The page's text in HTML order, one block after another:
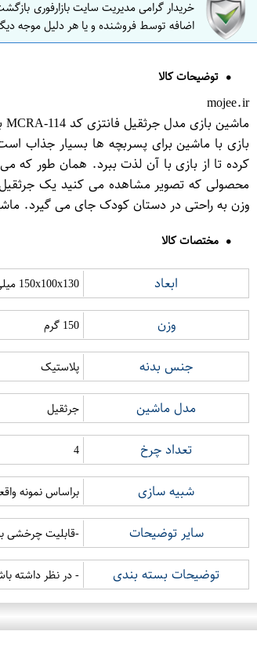
خریدار گرامی مدیریت سایت بازارفوری
اضافه توسط فروشنده و یا هر دلیل موجه
توضیحات کالا
mojee.ir
ماشین بازی مدل جرثقیل فانتزی کد MCRA-114 بسته دو عددی
بازی با ماشین برای پسربچه ها بسیار جذاب
کرده تا از بازی با آن لذت ببرد. همان طور که
محصولی که تصویر مشاهده می کنید یک جرثقیل
وزن به راحتی در دستان کودک جای می گیرد.
مختصات کالا
ابعاد 150x100x130 میلی متر
وزن 150 گرم
جنس بدنه پلاستیک
مدل ماشین جرثقیل
تعداد چرخ 4
شبیه سازی براساس نمونه
سایر توضیحات -قابلیت چرخشی
توضیحات بسته بندی - در نظر داشته